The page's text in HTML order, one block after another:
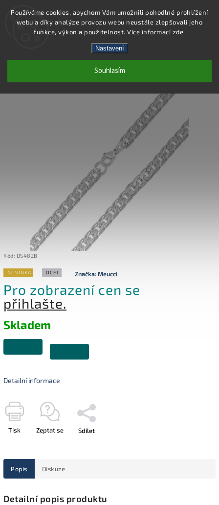
Používáme cookies, abychom Vám umožnili pohodlné prohlížení
webu a díky analýze provozu webu neustále zlepšovali jeho
funkce, výkon a použitelnost. Více informacízde.
Nastavení
Souhlasím
Hledat
DS482 - NÁRAMEK OCEL
Kód: DS482B
NOVINKA OCEL Značka:Meucci
Pro zobrazení cen se
přihlašte.
Skladem
Detailní informace
Tisk Zeptat se Sdílet
Popis Diskuze
Detailní popis produktu